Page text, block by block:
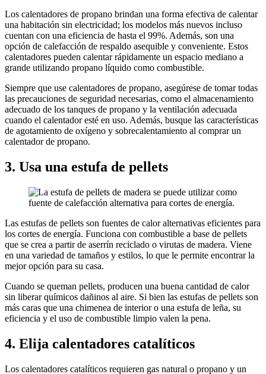
Los calentadores de propano brindan una forma efectiva de calentar
una habitación sin electricidad; los modelos más nuevos incluso
cuentan con una eficiencia de hasta el 99%. Además, son una
opción de calefacción de respaldo asequible y conveniente. Estos
calentadores pueden calentar rápidamente un espacio mediano a
grande utilizando propano líquido como combustible.
Siempre que use calentadores de propano, asegúrese de tomar todas
las precauciones de seguridad necesarias, como el almacenamiento
adecuado de los tanques de propano y la ventilación adecuada
cuando el calentador esté en uso. Además, busque las características
de agotamiento de oxígeno y sobrecalentamiento al comprar un
calentador de propano.
3. Usa una estufa de pellets
Las estufas de pellets son fuentes de calor alternativas eficientes para
los cortes de energía. Funciona con combustible a base de pellets
que se crea a partir de aserrín reciclado o virutas de madera. Viene
en una variedad de tamaños y estilos, lo que le permite encontrar la
mejor opción para su casa.
Cuando se queman pellets, producen una buena cantidad de calor
sin liberar químicos dañinos al aire. Si bien las estufas de pellets son
más caras que una chimenea de interior o una estufa de leña, su
eficiencia y el uso de combustible limpio valen la pena.
4. Elija calentadores catalíticos
Los calentadores catalíticos requieren gas natural o propano y un